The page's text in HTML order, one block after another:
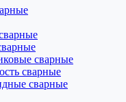
сварные
сварные
сварные